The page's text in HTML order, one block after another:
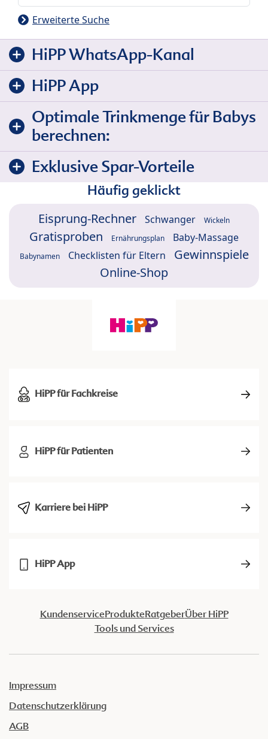
Erweiterte Suche
HiPP WhatsApp-Kanal
HiPP App
Optimale Trinkmenge für Babys
berechnen:
Exklusive Spar-Vorteile
Häufig geklickt
Eisprung-Rechner Schwanger Wickeln
Gratisproben Ernährungsplan Baby-Massage
Babynamen Checklisten für Eltern
Gewinnspiele
Online-Shop
HiPP für Fachkreise
HiPP für Patienten
Karriere bei HiPP
HiPP App
KundenserviceProdukteRatgeberÜber HiPP
Tools und Services
Impressum
Datenschutzerklärung
AGB